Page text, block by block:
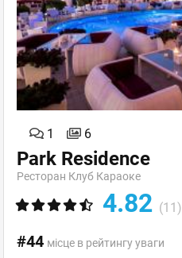
1 6
Park Residence
Ресторан Клуб Караоке
4.82 (11)
#44 місце в рейтингу уваги